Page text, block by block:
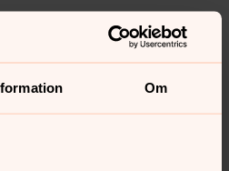
Om
behandling av dina
av dig till Ulricehamns
0321-17 100 (måndag-
pastorats dataskyddsombud